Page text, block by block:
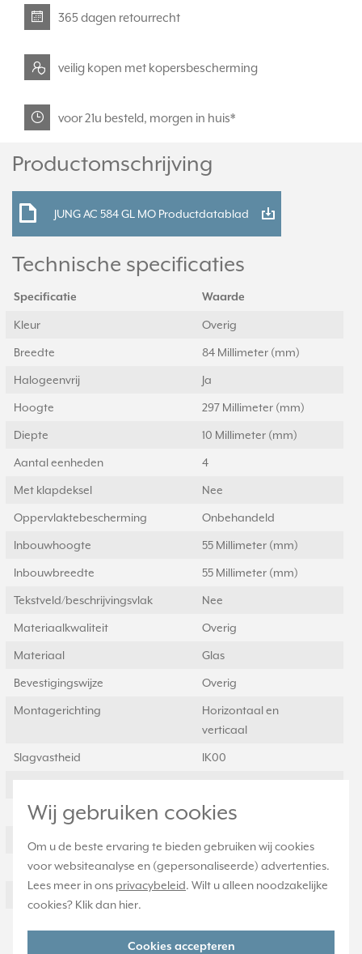
Wij gebruiken cookies
Om u de beste ervaring te bieden gebruiken wij cookies
voor websiteanalyse en (gepersonaliseerde) advertenties.
Lees meer in ons privacybeleid. Wilt u alleen noodzakelijke
cookies? Klik dan hier.
Cookies accepteren
365 dagen retourrecht
veilig kopen met kopersbescherming
voor 21u besteld, morgen in huis*
Productomschrijving
JUNG AC 584 GL MO Productdatablad
Technische specificaties
Specificatie Waarde
Kleur Overig
Breedte 84 Millimeter (mm)
Halogeenvrij Ja
Hoogte 297 Millimeter (mm)
Diepte 10 Millimeter (mm)
Aantal eenheden 4
Met klapdeksel Nee
Oppervlaktebescherming Onbehandeld
Inbouwhoogte 55 Millimeter (mm)
Inbouwbreedte 55 Millimeter (mm)
Tekstveld/beschrijvingsvlak Nee
Materiaalkwaliteit Overig
Materiaal Glas
Bevestigingswijze Overig
Montagerichting
Horizontaal en
verticaal
Slagvastheid IK00
Geschikt voor vloerpot Nee
Transparant Nee
Uitvoering oppervlakte Glanzend
Geschikt voor wandgoot
inbouwinstallatie (stucwerk)